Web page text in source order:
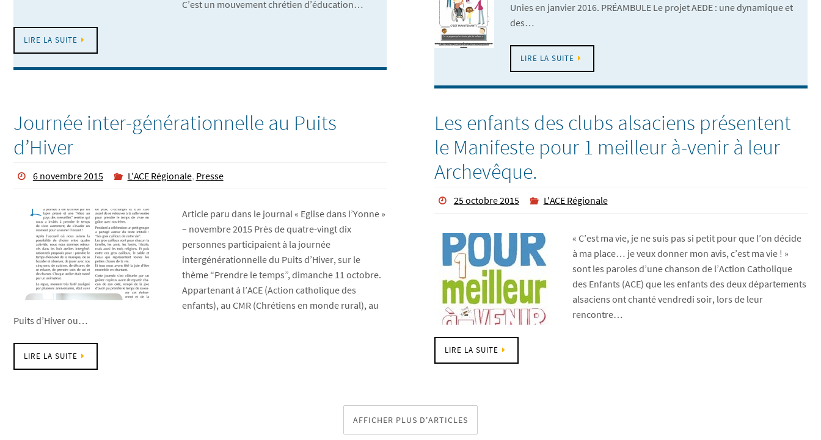
C’est un mouvement chrétien d’éducation…
LIRE LA SUITE
Unies en janvier 2016. PRÉAMBULE Le projet AEDE : une dynamique et
des…
LIRE LA SUITE
Journée inter-générationnelle au Puits
d’Hiver
6 novembre 2015 L'ACE Régionale, Presse
Article paru dans le journal « Eglise dans l’Yonne »
– novembre 2015 Près de quatre-vingt dix
personnes participaient à la journée
intergénérationnelle du Puits d’Hiver, sur le
thème “Prendre le temps”, dimanche 11 octobre.
Appartenant à l’ACE (Action catholique des
enfants), au CMR (Chrétiens en monde rural), au
Puits d’Hiver ou…
LIRE LA SUITE
Les enfants des clubs alsaciens présentent
le Manifeste pour 1 meilleur à-venir à leur
Archevêque.
25 octobre 2015 L'ACE Régionale
« C’est ma vie, je ne suis pas si petit pour que l’on décide
à ma place… je veux donner mon avis, c’est ma vie ! »
sont les paroles d’une chanson de l’Action Catholique
des Enfants (ACE) que les enfants des deux départements
alsaciens ont chanté vendredi soir, lors de leur
rencontre…
LIRE LA SUITE
AFFICHER PLUS D'ARTICLES